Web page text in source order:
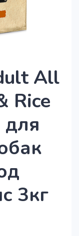
All
Rice
для
3кг